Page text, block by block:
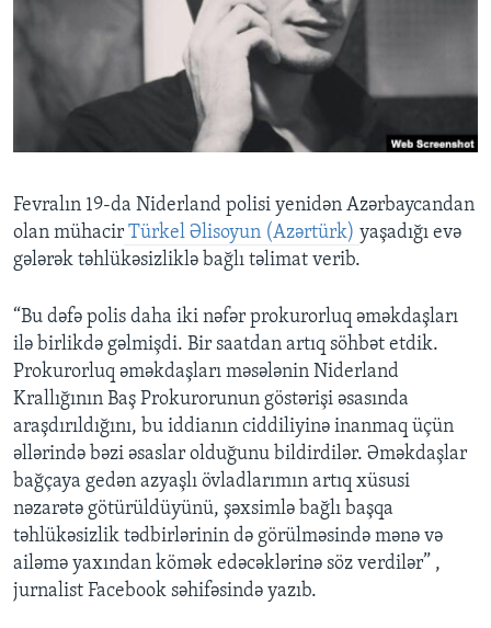
Fevralın 19-da Niderland polisi yenidən Azərbaycandan
olan mühacir Türkel Əlisoyun (Azərtürk) yaşadığı evə
gələrək təhlükəsizliklə bağlı təlimat verib.
“Bu dəfə polis daha iki nəfər prokurorluq əməkdaşları
ilə birlikdə gəlmişdi. Bir saatdan artıq söhbət etdik.
Prokurorluq əməkdaşları məsələnin Niderland
Krallığının Baş Prokurorunun göstərişi əsasında
araşdırıldığını, bu iddianın ciddiliyinə inanmaq üçün
əllərində bəzi əsaslar olduğunu bildirdilər. Əməkdaşlar
bağçaya gedən azyaşlı övladlarımın artıq xüsusi
nəzarətə götürüldüyünü, şəxsimlə bağlı başqa
təhlükəsizlik tədbirlərinin də görülməsində mənə və
ailəmə yaxından kömək edəcəklərinə söz verdilər” ,
jurnalist Facebook səhifəsində yazıb.